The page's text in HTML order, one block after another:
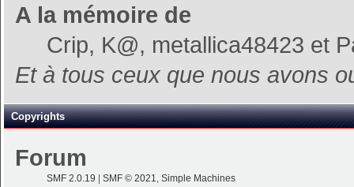
A la mémoire de
Crip, K@, metallica48423 et
Et à tous ceux que nous avons
Copyrights
Forum
SMF 2.0.19 |SMF © 2021,Simple Machines